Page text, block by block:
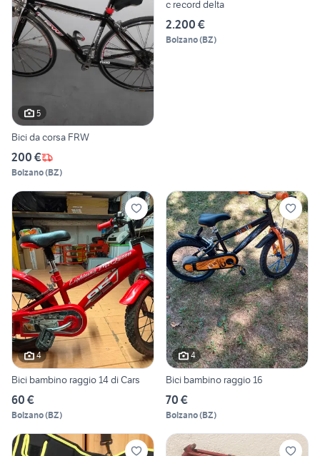
5
Bici da corsa FRW
200 €
Bolzano(BZ)
c record delta
2.200 €
Bolzano(BZ)
4
Bici bambino raggio 14 di Cars
60 €
Bolzano(BZ)
4
Bici bambino raggio 16
70 €
Bolzano(BZ)